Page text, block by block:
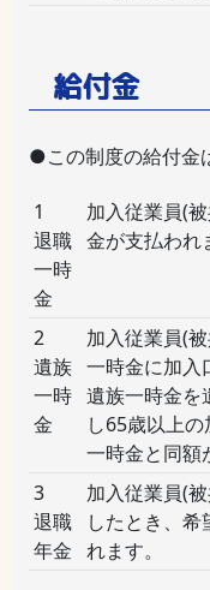
給付金
●この制度の給付金
1
退職
一時
金
加入従業員(
金が支払われ
2
遺族
一時
金
加入従業員(
一時金に加入
遺族一時金を
し65歳以上
一時金と同額
3
退職
年金
加入従業員(
したとき、
れます。